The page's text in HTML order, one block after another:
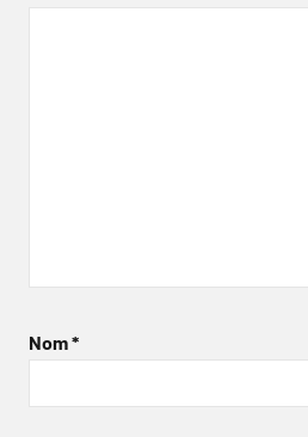
Nom*